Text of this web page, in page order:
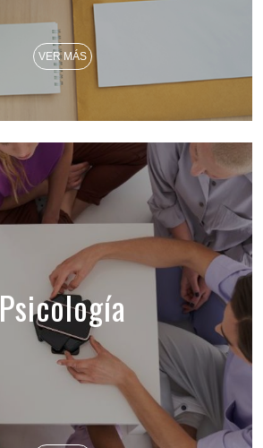
VER MÁS
Psicología